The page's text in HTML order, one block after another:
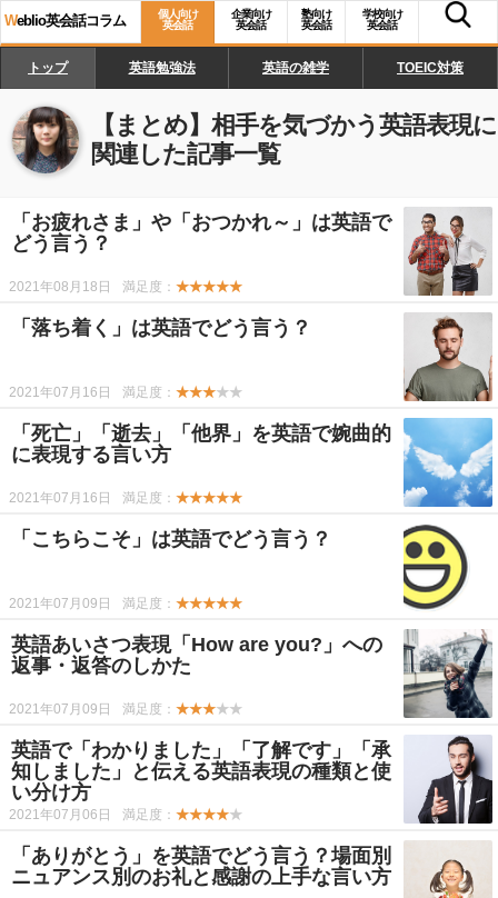
Weblio英会話コラム
個人向け
英会話
企業向け
英会話
塾向け
英会話
学校向け
英会話
トップ 英語勉強法 英語の雑学 TOEIC対策
【まとめ】 相手を気づかう英語表現に
関連した記事一覧
「お疲れさま」や「おつかれ～」は英語で
どう言う？
2021年08月18日 満足度： ★★★★★
「落ち着く」は英語でどう言う？
2021年07月16日 満足度： ★★★★★
「死亡」「逝去」「他界」を英語で婉曲的
に表現する言い方
2021年07月16日 満足度： ★★★★★
「こちらこそ」は英語でどう言う？
2021年07月09日 満足度： ★★★★★
英語あいさつ表現「How are you?」への
返事・返答のしかた
2021年07月09日 満足度： ★★★★★
英語で「わかりました」「了解です」「承
知しました」と伝える英語表現の種類と使
い分け方
2021年07月06日 満足度： ★★★★★
「ありがとう」を英語でどう言う？場面別
ニュアンス別のお礼と感謝の上手な言い方